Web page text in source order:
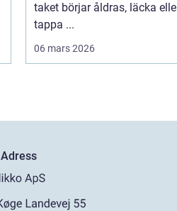
taket börjar åldras, läcka
tappa ...
06 mars 2026
Adress